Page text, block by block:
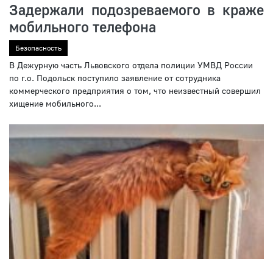
Задержали подозреваемого в краже
мобильного телефона
Безопасность
В Дежурную часть Львовского отдела полиции УМВД России
по г.о. Подольск поступило заявление от сотрудника
коммерческого предприятия о том, что неизвестный совершил
хищение мобильного...